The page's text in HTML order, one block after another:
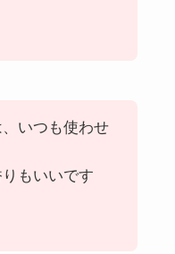
いつも使わせ
もいいです